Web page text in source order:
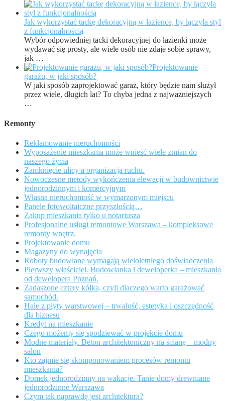
Jak wykorzystać tackę dekoracyjną w łazience, by łączyła styl
z funkcjonalnością
Wybór odpowiedniej tacki dekoracyjnej do łazienki może
wydawać się prosty, ale wiele osób nie zdaje sobie sprawy,
jak …
Projektowanie
garażu, w jaki sposób?
W jaki sposób zaprojektować garaż, który będzie nam służył
przez wiele, długich lat? To chyba jedna z najważniejszych
…
Remonty
Reklamowanie nieruchomości
Wyposażenie mieszkania może wnieść wiele zmian do
naszego życia
Zamknięcie ulicy a organizacja ruchu.
Nowoczesne metody wykończenia elewacji w budownictwie
jednorodzinnym i komercyjnym
Własna nieruchomość w wymarzonym miejscu
Panele fotowoltaiczne przyszłością…
Zakup mieszkania tylko u notariusza
Profesjonalne usługi remontowe Warszawa – kompleksowe
remonty wnętrz.
Projektowanie domu
Magazyny do wynajęcia
Roboty budowlane wymagają wieloletniego doświadczenia
Pierwszy właściciel. Budowlanka i deweloperka – mieszkania
od dewelopera Poznań.
Zadaszone cztery kółka, czyli dlaczego warto garażować
samochód.
Hale z płyty warstwowej – trwałość, estetyka i oszczędność
dla biznesu
Kredyt na mieszkanie
Czego możemy się spodziewać w projekcie domu
Modne materiały. Beton architektoniczny na ścianę – modny
salon
Kto zajmie się skomponowaniem procesów remontu
mieszkania?
Domek jednorodzinny na wakacje. Tanie domy drewniane
jednorodzinne Warszawa
Czym tak naprawdę jest architektura?